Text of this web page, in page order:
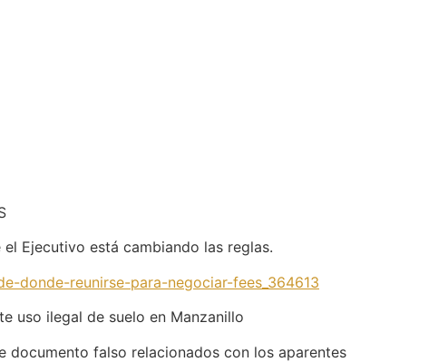
Ejecutivo está cambiando las reglas.
donde-reunirse-para-negociar-fees_364613
uso ilegal de suelo en Manzanillo
documento falso relacionados con los aparentes